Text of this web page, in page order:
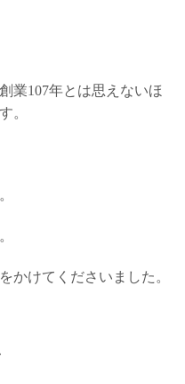
業107年とは思えないほ
。
かけてくださいました。